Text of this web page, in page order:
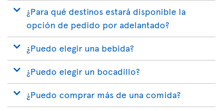
¿Para qué destinos estará disponible la
opción de pedido por adelantado?
¿Puedo elegir una bebida?
¿Puedo elegir un bocadillo?
¿Puedo comprar más de una comida?